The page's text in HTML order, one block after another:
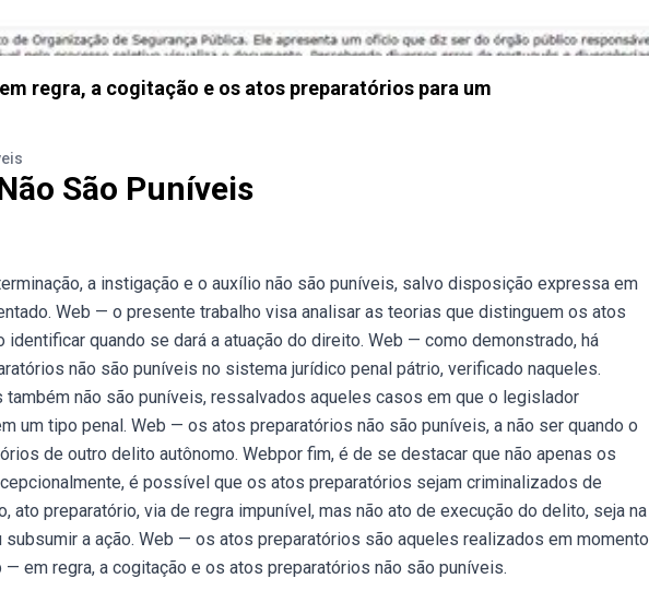
regra, a cogitação e os atos preparatórios para um
São Puníveis
a instigação e o auxílio não são puníveis, salvo disposição expressa em
Web — o presente trabalho visa analisar as teorias que distinguem os atos
quando se dará a atuação do direito. Web — como demonstrado, há
não são puníveis no sistema jurídico penal pátrio, verificado naqueles.
não são puníveis, ressalvados aqueles casos em que o legislador
um tipo penal. Web — os atos preparatórios não são puníveis, a não ser quando o
de outro delito autônomo. Webpor fim, é de se destacar que não apenas os
é possível que os atos preparatórios sejam criminalizados de
ato preparatório, via de regra impunível, mas não ato de execução do delito, seja na
subsumir a ação. Web — os atos preparatórios são aqueles realizados em momento
em regra, a cogitação e os atos preparatórios não são puníveis.